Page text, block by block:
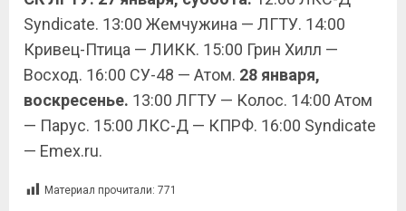
Syndicate. 13:00 Жемчужина — ЛГТУ. 14:00
Кривец-Птица — ЛИКК. 15:00 Грин Хилл —
Восход. 16:00 СУ-48 — Атом. 28 января,
воскресенье. 13:00 ЛГТУ — Колос. 14:00 Атом
— Парус. 15:00 ЛКС-Д — КПРФ. 16:00 Syndicate
— Emex.ru.
Материал прочитали: 771